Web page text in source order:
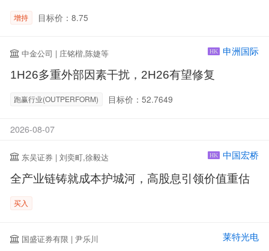
增持 目标价：8.75
中金公司 | 庄铭楷,陈婕等 HK 申洲国际
1H26多重外部因素干扰，2H26有望修复
跑赢行业(OUTPERFORM) 目标价：52.7649
2026-08-07
东吴证券 | 刘奕町,徐毅达 HK 中国宏桥
全产业链铸就成本护城河，高股息引领价值重估
买入
国盛证券有限 | 尹乐川 莱特光电